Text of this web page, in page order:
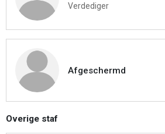
Verdediger
Afgeschermd
Overige staf